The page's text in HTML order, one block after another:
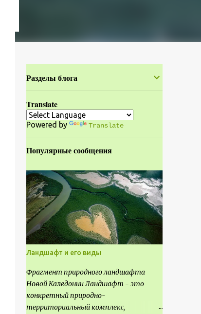
Разделы блога
Translate
Powered by Translate
Популярные сообщения
Ландшафт и его виды
Фрагмент природного ландшафта
Новой Каледонии Ландшафт - это
конкретный природно-
территориальный комплекс,